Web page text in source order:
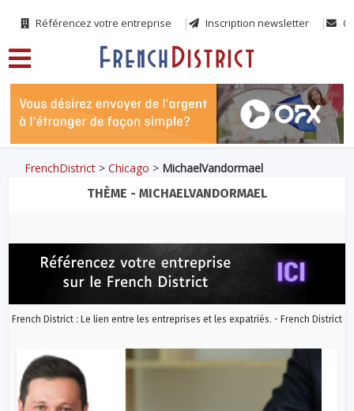
Référencez votre entreprise Inscription newsletter
FrenchDistrict >Chicago > MichaelVandormael
THÈME - MICHAELVANDORMAEL
French District : Le lien entre les entreprises et les expatriés. - French District